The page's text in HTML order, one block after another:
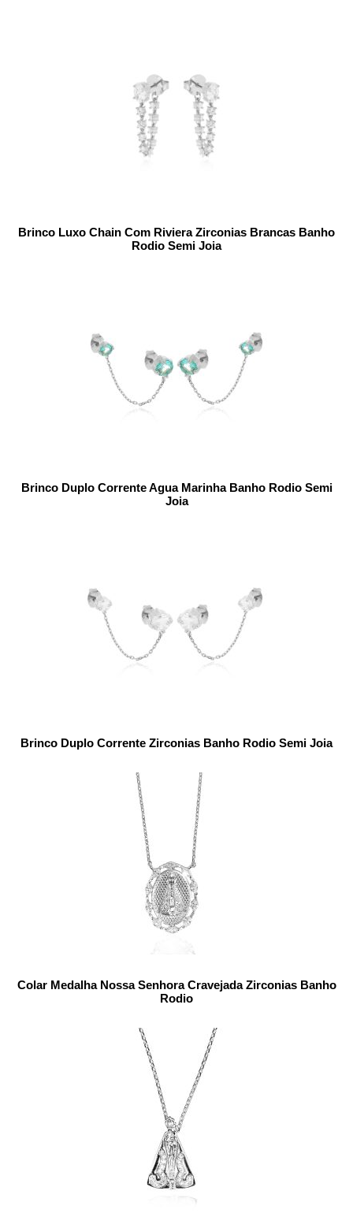
Brinco Luxo Chain Com Riviera Zirconias Brancas Banho
Rodio Semi Joia
Brinco Duplo Corrente Agua Marinha Banho Rodio Semi
Joia
Brinco Duplo Corrente Zirconias Banho Rodio Semi Joia
Colar Medalha Nossa Senhora Cravejada Zirconias Banho
Rodio